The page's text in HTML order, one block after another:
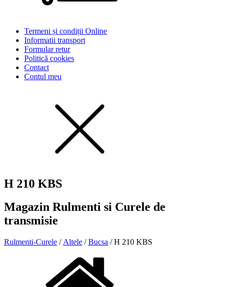
Termeni și condiții Online
Informatii transport
Formular retur
Politică cookies
Contact
Contul meu
H 210 KBS
Magazin Rulmenti si Curele de
transmisie
Rulmenti-Curele / Altele /Bucsa / H 210 KBS